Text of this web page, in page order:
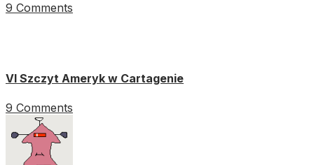
9 Comments
VI Szczyt Ameryk w Cartagenie
9 Comments